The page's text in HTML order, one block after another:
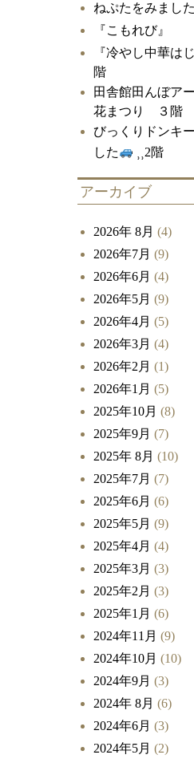
ねぷたをみまし
『こもれび』
『冷やし中華は
階
田舎館田んぼア
花まつり ３階
びっくりドンキ
した
⸒⸒2階
アーカイブ
2026年 8月 (4)
2026年7月 (9)
2026年6月 (4)
2026年5月 (9)
2026年4月 (5)
2026年3月 (4)
2026年2月 (1)
2026年1月 (5)
2025年10月 (8)
2025年9月 (7)
2025年 8月 (10)
2025年7月 (7)
2025年6月 (6)
2025年5月 (9)
2025年4月 (4)
2025年3月 (3)
2025年2月 (3)
2025年1月 (6)
2024年11月 (9)
2024年10月 (10)
2024年9月 (3)
2024年 8月 (6)
2024年6月 (3)
2024年5月 (2)